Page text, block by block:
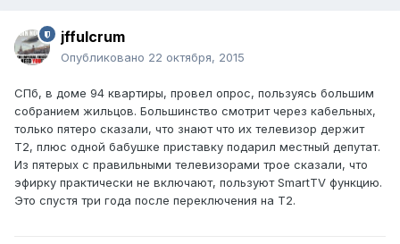
jffulcrum
Опубликовано 22 октября, 2015
СПб, в доме 94 квартиры, провел опрос, пользуясь большим
собранием жильцов. Большинство смотрит через кабельных,
только пятеро сказали, что знают что их телевизор держит
T2, плюс одной бабушке приставку подарил местный депутат.
Из пятерых с правильными телевизорами трое сказали, что
эфирку практически не включают, пользуют SmartTV функцию.
Это спустя три года после переключения на T2.